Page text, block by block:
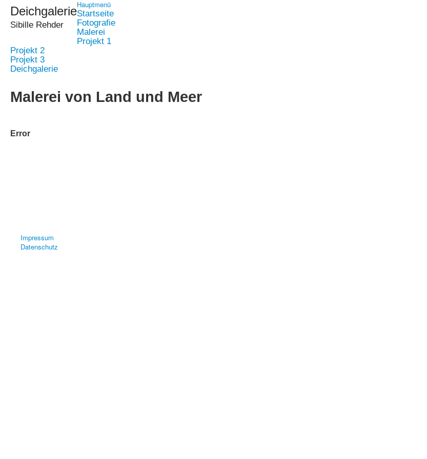
Deichgalerie
Sibille Rehder
Hauptmenü
Startseite
Fotografie
Malerei
Projekt 1
Projekt 2
Projekt 3
Deichgalerie
Malerei von Land und Meer
Error
Impressum
Datenschutz